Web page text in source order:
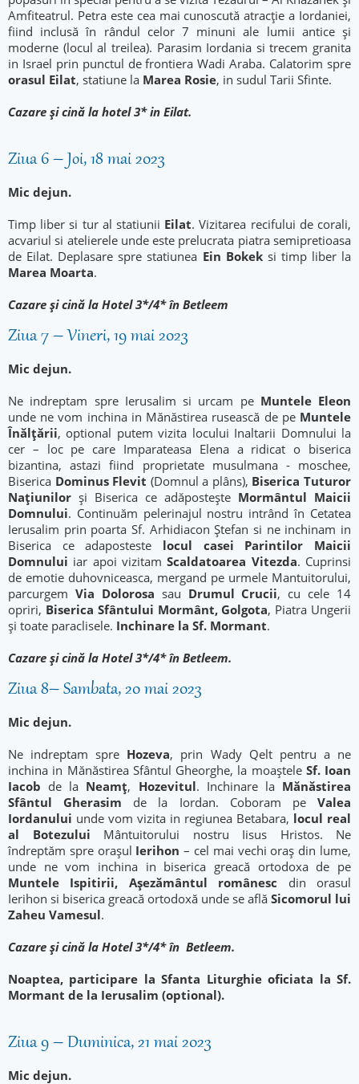
Amfiteatrul. Petra este cea mai cunoscută atracţie a Iordaniei,
fiind inclusă în rândul celor 7 minuni ale lumii antice şi
moderne (locul al treilea). Parasim Iordania si trecem granita
in Israel prin punctul de frontiera Wadi Araba. Calatorim spre
orasul Eilat, statiune la Marea Rosie, in sudul Tarii Sfinte.
Cazare şi cină la hotel 3* in Eilat.
Ziua 6 – Joi, 18 mai 2023
Mic dejun.
Timp liber si tur al statiunii Eilat. Vizitarea recifului de corali,
acvariul si atelierele unde este prelucrata piatra semipretioasa
de Eilat. Deplasare spre statiunea Ein Bokeksi timp liber la
Marea Moarta.
Cazare şi cină la Hotel 3*/4* în Betleem
Ziua 7 – Vineri, 19 mai 2023
Mic dejun.
Ne indreptam spre Ierusalim si urcam pe Muntele Eleon
unde ne vom inchina in Mănăstirea rusească de pe Muntele
Înălţării, optional putem vizita locului Inaltarii Domnului la
cer – loc pe care Imparateasa Elena a ridicat o biserica
bizantina, astazi fiind proprietate musulmana - moschee,
Biserica Dominus Flevit (Domnul a plâns), Biserica Tuturor
Naţiunilor şi Biserica ce adăpostește Mormântul Maicii
Domnului. Continuăm pelerinajul nostru intrând în Cetatea
Ierusalim prin poarta Sf. Arhidiacon Ştefan si ne inchinam in
Biserica ce adaposteste locul casei Parintilor Maicii
Domnului iar apoi vizitamScaldatoarea Vitezda. Cuprinsi
de emotie duhovniceasca, mergand pe urmele Mantuitorului,
parcurgem Via Dolorosa sau Drumul Crucii, cu cele 14
opriri, Biserica Sfântului Mormânt, Golgota, Piatra Ungerii
şi toate paraclisele. Inchinare la Sf. Mormant.
Cazare şi cină la Hotel 3*/4* în Betleem.
Ziua 8– Sambata, 20 mai 2023
Mic dejun.
Ne indreptam spre Hozeva, prin Wady Qelt pentru a ne
inchina in Mănăstirea Sfântul Gheorghe, la moaştele Sf. Ioan
Iacob de la Neamţ, Hozevitul. Inchinare la Mănăstirea
Sfântul Gherasim de la Iordan. Coboram peValea
Iordanului unde vom vizita in regiunea Betabara, locul real
al Botezului
Mântuitorului nostru Iisus Hristos. Ne
îndreptăm spre oraşul Ierihon – cel mai vechi oraş din lume,
unde ne vom inchina in biserica greacă ortodoxa de pe
Muntele Ispitirii, Aşezământul românesc din orasul
Ierihon si biserica greacă ortodoxă unde se află Sicomorul lui
Zaheu Vamesul.
Cazare şi cină la Hotel 3*/4* în Betleem.
Noaptea, participare la Sfanta Liturghie oficiata la Sf.
Mormant de la Ierusalim (optional).
Ziua 9 – Duminica, 21 mai 2023
Mic dejun.